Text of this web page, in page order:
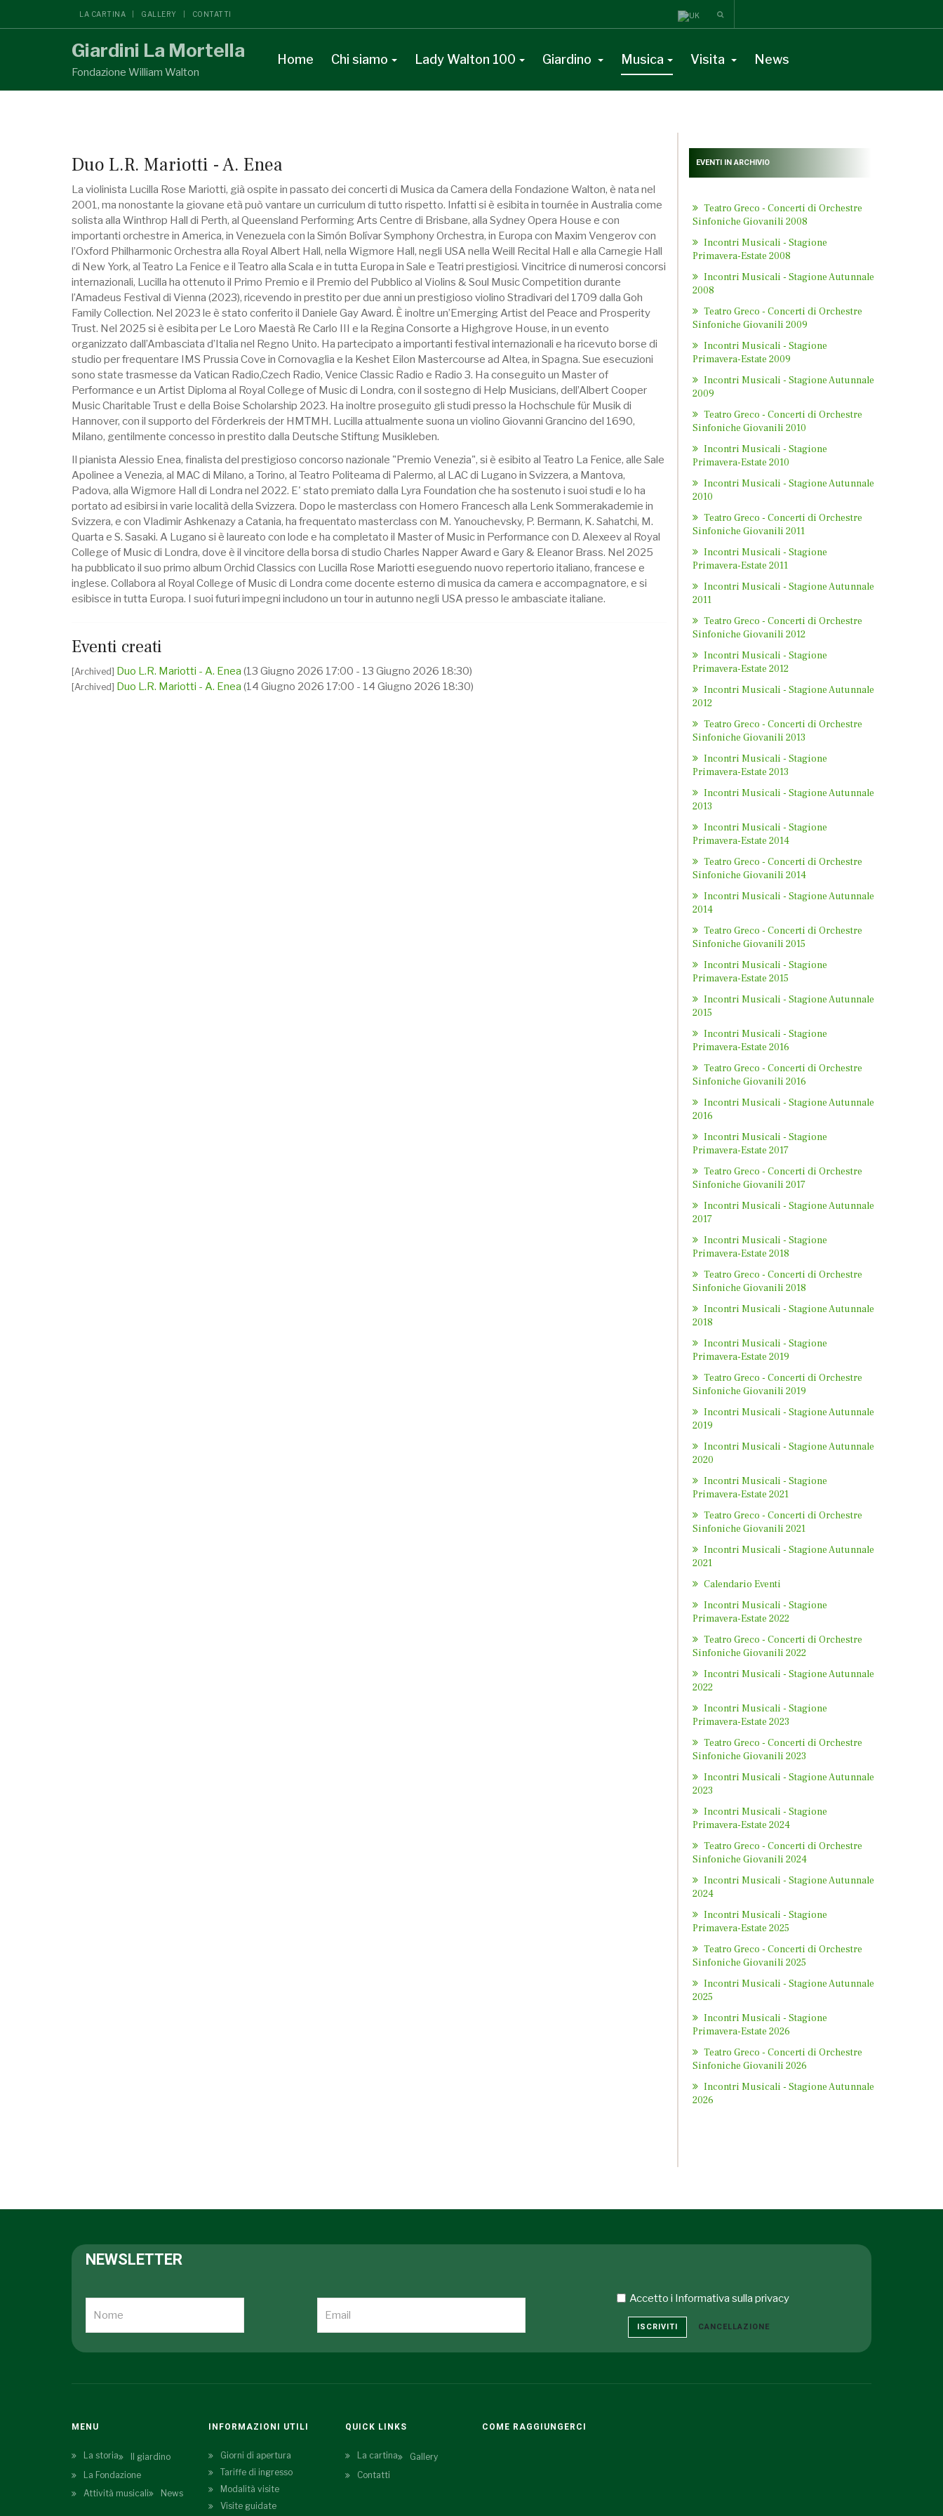
LA CARTINA GALLERY CONTATTI
Giardini La Mortella
Fondazione William Walton
Home Chi siamo Lady Walton 100 Giardino Musica Visita News
Duo L.R. Mariotti - A. Enea
La violinista Lucilla Rose Mariotti, già ospite in passato dei concerti di Musica da Camera della Fondazione Walton, è nata nel
2001, ma nonostante la giovane età può vantare un curriculum di tutto rispetto. Infatti si è esibita in tournée in Australia come
solista alla Winthrop Hall di Perth, al Queensland Performing Arts Centre di Brisbane, alla Sydney Opera House e con
importanti orchestre in America, in Venezuela con la Simón Bolívar Symphony Orchestra, in Europa con Maxim Vengerov con
l’Oxford Philharmonic Orchestra alla Royal Albert Hall, nella Wigmore Hall, negli USA nella Weill Recital Hall e alla Carnegie Hall
di New York, al Teatro La Fenice e il Teatro alla Scala e in tutta Europa in Sale e Teatri prestigiosi. Vincitrice di numerosi concorsi
internazionali, Lucilla ha ottenuto il Primo Premio e il Premio del Pubblico al Violins & Soul Music Competition durante
l’Amadeus Festival di Vienna (2023), ricevendo in prestito per due anni un prestigioso violino Stradivari del 1709 dalla Goh
Family Collection. Nel 2023 le è stato conferito il Daniele Gay Award. È inoltre un’Emerging Artist del Peace and Prosperity
Trust. Nel 2025 si è esibita per Le Loro Maestà Re Carlo III e la Regina Consorte a Highgrove House, in un evento
organizzato dall’Ambasciata d’Italia nel Regno Unito. Ha partecipato a importanti festival internazionali e ha ricevuto borse di
studio per frequentare IMS Prussia Cove in Cornovaglia e la Keshet Eilon Mastercourse ad Altea, in Spagna. Sue esecuzioni
sono state trasmesse da Vatican Radio,Czech Radio, Venice Classic Radio e Radio 3. Ha conseguito un Master of
Performance e un Artist Diploma al Royal College of Music di Londra, con il sostegno di Help Musicians, dell’Albert Cooper
Music Charitable Trust e della Boise Scholarship 2023. Ha inoltre proseguito gli studi presso la Hochschule für Musik di
Hannover, con il supporto del Förderkreis der HMTMH. Lucilla attualmente suona un violino Giovanni Grancino del 1690,
Milano, gentilmente concesso in prestito dalla Deutsche Stiftung Musikleben.
Il pianista Alessio Enea, finalista del prestigioso concorso nazionale "Premio Venezia", si è esibito al Teatro La Fenice, alle Sale
Apolinee a Venezia, al MAC di Milano, a Torino, al Teatro Politeama di Palermo, al LAC di Lugano in Svizzera, a Mantova,
Padova, alla Wigmore Hall di Londra nel 2022. E' stato premiato dalla Lyra Foundation che ha sostenuto i suoi studi e lo ha
portato ad esibirsi in varie località della Svizzera. Dopo le masterclass con Homero Francesch alla Lenk Sommerakademie in
Svizzera, e con Vladimir Ashkenazy a Catania, ha frequentato masterclass con M. Yanouchevsky, P. Bermann, K. Sahatchi, M.
Quarta e S. Sasaki. A Lugano si è laureato con lode e ha completato il Master of Music in Performance con D. Alexeev al Royal
College of Music di Londra, dove è il vincitore della borsa di studio Charles Napper Award e Gary & Eleanor Brass. Nel 2025
ha pubblicato il suo primo album Orchid Classics con Lucilla Rose Mariotti eseguendo nuovo repertorio italiano, francese e
inglese. Collabora al Royal College of Music di Londra come docente esterno di musica da camera e accompagnatore, e si
esibisce in tutta Europa. I suoi futuri impegni includono un tour in autunno negli USA presso le ambasciate italiane.
Eventi creati
[Archived] Duo L.R. Mariotti - A. Enea (13 Giugno 2026 17:00 - 13 Giugno 2026 18:30)
[Archived] Duo L.R. Mariotti - A. Enea (14 Giugno 2026 17:00 - 14 Giugno 2026 18:30)
EVENTI IN ARCHIVIO
Teatro Greco - Concerti di Orchestre
Sinfoniche Giovanili 2008
Incontri Musicali - Stagione
Primavera-Estate 2008
Incontri Musicali - Stagione Autunnale
2008
Teatro Greco - Concerti di Orchestre
Sinfoniche Giovanili 2009
Incontri Musicali - Stagione
Primavera-Estate 2009
Incontri Musicali - Stagione Autunnale
2009
Teatro Greco - Concerti di Orchestre
Sinfoniche Giovanili 2010
Incontri Musicali - Stagione
Primavera-Estate 2010
Incontri Musicali - Stagione Autunnale
2010
Teatro Greco - Concerti di Orchestre
Sinfoniche Giovanili 2011
Incontri Musicali - Stagione
Primavera-Estate 2011
Incontri Musicali - Stagione Autunnale
2011
Teatro Greco - Concerti di Orchestre
Sinfoniche Giovanili 2012
Incontri Musicali - Stagione
Primavera-Estate 2012
Incontri Musicali - Stagione Autunnale
2012
Teatro Greco - Concerti di Orchestre
Sinfoniche Giovanili 2013
Incontri Musicali - Stagione
Primavera-Estate 2013
Incontri Musicali - Stagione Autunnale
2013
Incontri Musicali - Stagione
Primavera-Estate 2014
Teatro Greco - Concerti di Orchestre
Sinfoniche Giovanili 2014
Incontri Musicali - Stagione Autunnale
2014
Teatro Greco - Concerti di Orchestre
Sinfoniche Giovanili 2015
Incontri Musicali - Stagione
Primavera-Estate 2015
Incontri Musicali - Stagione Autunnale
2015
Incontri Musicali - Stagione
Primavera-Estate 2016
Teatro Greco - Concerti di Orchestre
Sinfoniche Giovanili 2016
Incontri Musicali - Stagione Autunnale
2016
Incontri Musicali - Stagione
Primavera-Estate 2017
Teatro Greco - Concerti di Orchestre
Sinfoniche Giovanili 2017
Incontri Musicali - Stagione Autunnale
2017
Incontri Musicali - Stagione
Primavera-Estate 2018
Teatro Greco - Concerti di Orchestre
Sinfoniche Giovanili 2018
Incontri Musicali - Stagione Autunnale
2018
Incontri Musicali - Stagione
Primavera-Estate 2019
Teatro Greco - Concerti di Orchestre
Sinfoniche Giovanili 2019
Incontri Musicali - Stagione Autunnale
2019
Incontri Musicali - Stagione Autunnale
2020
Incontri Musicali - Stagione
Primavera-Estate 2021
Teatro Greco - Concerti di Orchestre
Sinfoniche Giovanili 2021
Incontri Musicali - Stagione Autunnale
2021
Calendario Eventi
Incontri Musicali - Stagione
Primavera-Estate 2022
Teatro Greco - Concerti di Orchestre
Sinfoniche Giovanili 2022
Incontri Musicali - Stagione Autunnale
2022
Incontri Musicali - Stagione
Primavera-Estate 2023
Teatro Greco - Concerti di Orchestre
Sinfoniche Giovanili 2023
Incontri Musicali - Stagione Autunnale
2023
Incontri Musicali - Stagione
Primavera-Estate 2024
Teatro Greco - Concerti di Orchestre
Sinfoniche Giovanili 2024
Incontri Musicali - Stagione Autunnale
2024
Incontri Musicali - Stagione
Primavera-Estate 2025
Teatro Greco - Concerti di Orchestre
Sinfoniche Giovanili 2025
Incontri Musicali - Stagione Autunnale
2025
Incontri Musicali - Stagione
Primavera-Estate 2026
Teatro Greco - Concerti di Orchestre
Sinfoniche Giovanili 2026
Incontri Musicali - Stagione Autunnale
2026
NEWSLETTER
Accetto i Informativa sulla privacy
ISCRIVITI CANCELLAZIONE
MENU
La storia
Il giardino
La Fondazione
Attività musicali
News
INFORMAZIONI UTILI
Giorni di apertura
Tariffe di ingresso
Modalità visite
Visite guidate
QUICK LINKS
La cartina
Gallery
Contatti
COME RAGGIUNGERCI